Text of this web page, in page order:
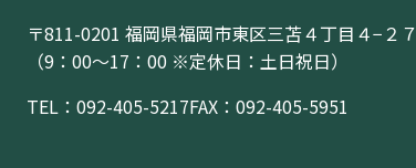
〒811-0201 福岡県福岡市東区三苫４丁目４−２７
（9：00〜17：00 ※定休日：土日祝日）
TEL： 092-405-5217FAX：092-405-5951